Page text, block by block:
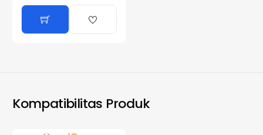
Kompatibilitas Produk